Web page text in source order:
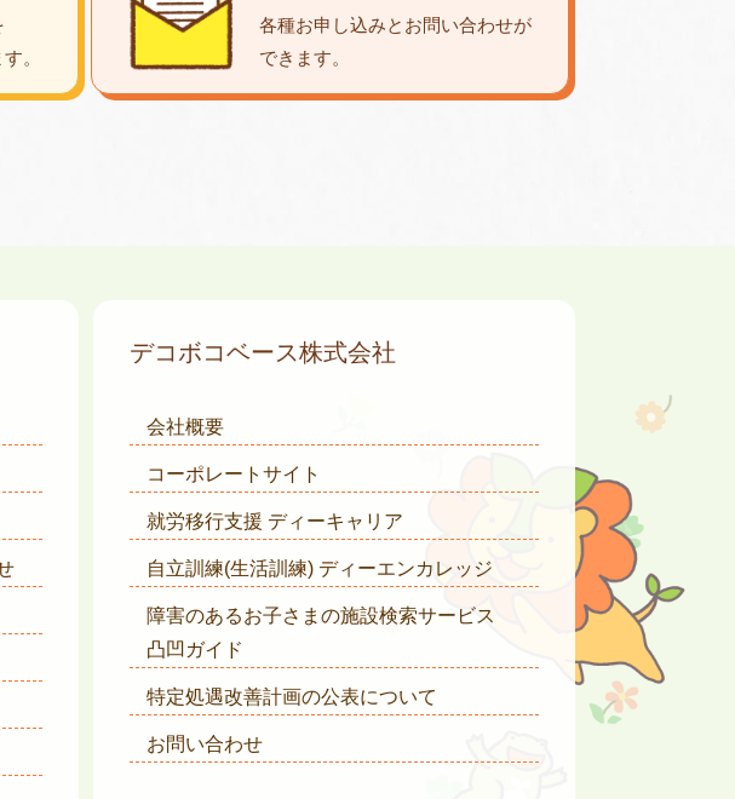
。
各種お申し込みとお問い合わせが
できます。
デコボコベース株式会社
会社概要
コーポレートサイト
就労移行支援 ディーキャリア
自立訓練(生活訓練) ディーエンカレッジ
障害のあるお子さまの施設検索サービス
凸凹ガイド
特定処遇改善計画の公表について
お問い合わせ